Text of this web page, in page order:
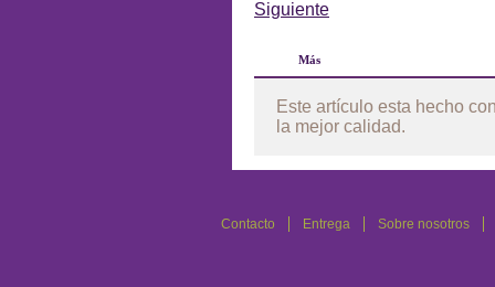
Siguiente
Más
Este artículo esta hecho
la mejor calidad.
Contacto Entrega Sobre nosotros